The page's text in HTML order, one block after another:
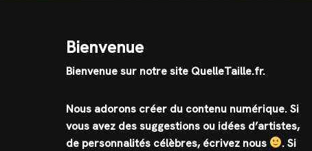
Bienvenue
Bienvenue sur notre site QuelleTaille.fr.
Nous adorons créer du contenu numérique. Si
vous avez des suggestions ou idées d’artistes,
de personnalités célèbres, écrivez nous
.Si